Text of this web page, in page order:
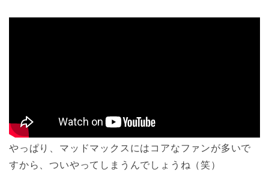
やっぱり、マッドマックスにはコアなファンが多いで
すから、ついやってしまうんでしょうね（笑）